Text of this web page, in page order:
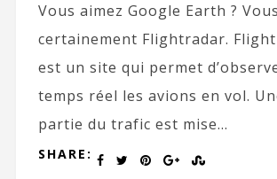
Vous aimez Google Earth ?
certainement Flightradar.
est un site qui permet
temps réel les avions en vol.
partie du trafic est mise...
SHARE: